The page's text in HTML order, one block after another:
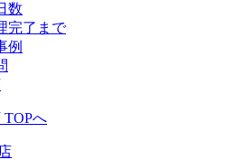
数
完了まで
例
TOPへ